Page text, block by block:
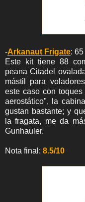
-Arkanaut Frigate:
Este kit tiene 88
peana Citadel
mástil para
este caso con
aerostático", la
gustan bastante; y
la fragata, me da
Gunhauler.
Nota final: 8.5/10